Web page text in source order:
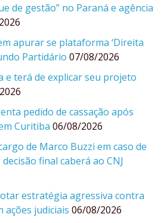
de gestão” no Paraná e agência
apurar se plataforma ‘Direita
Partidário 07/08/2026
e terá de explicar seu projeto
pedido de cassação após
Curitiba 06/08/2026
de Marco Buzzi em caso de
final caberá ao CNJ
estratégia agressiva contra
ações judiciais 06/08/2026